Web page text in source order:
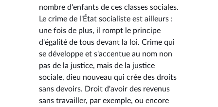
nombre d'enfants de ces classes sociales.
Le crime de l'État socialiste est ailleurs :
une fois de plus, il rompt le principe
d'égalité de tous devant la loi. Crime qui
se développe et s'accentue au nom non
pas de la justice, mais de la justice
sociale, dieu nouveau qui crée des droits
sans devoirs. Droit d'avoir des revenus
sans travailler, par exemple, ou encore